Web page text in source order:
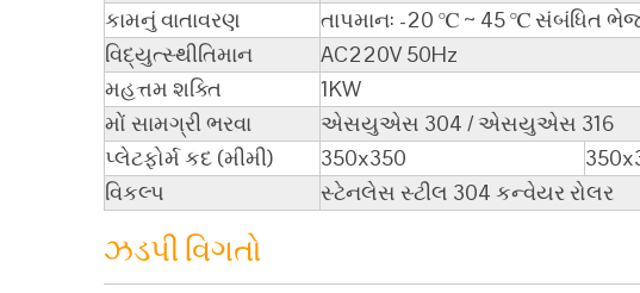
કામનું વાતાવરણ
તાપમાન: -20 ℃ ~ 45 ℃ સંબંધિત
વિદ્યુત્સ્થીતિમાન
AC220V 50Hz
મહત્તમ શક્તિ
1KW
મોં સામગ્રી ભરવા
એસયુએસ 304 / એસયુએસ 316
પ્લેટફોર્મ કદ (મીમી)
350x350
વિકલ્પ
સ્ટેનલેસ સ્ટીલ 304 કન્વેયર રોલર
ઝડપી વિગતો